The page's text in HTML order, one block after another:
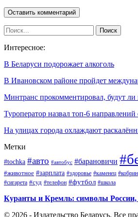
Интересное:
В Беларуси подорожает алкоголь
В Ивановском районе пройдет
Минтранс прокомментировал, будут
Туроператор назвал топ-6
На улицах города охлаждают
Метки
#tochka #авто #автобус #барановичи
#животное #зарплата #здоровье #каменец #кобрин
#сигарета #суд #телефон #футбол #школа
Куранты и Кремль: символы России,
© 2026 - Издательство Беларусь. Все